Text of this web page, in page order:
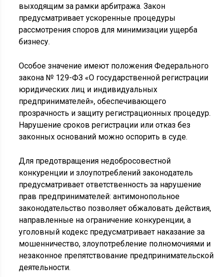
выходящим за рамки арбитража. Закон
предусматривает ускоренные процедуры
рассмотрения споров для минимизации ущерба
бизнесу.
Особое значение имеют положения Федерального
закона № 129-ФЗ «О государственной регистрации
юридических лиц и индивидуальных
предпринимателей», обеспечивающего
прозрачность и защиту регистрационных процедур.
Нарушение сроков регистрации или отказ без
законных оснований можно оспорить в суде.
Для предотвращения недобросовестной
конкуренции и злоупотреблений законодатель
предусматривает ответственность за нарушение
прав предпринимателей: антимонопольное
законодательство позволяет обжаловать действия,
направленные на ограничение конкуренции, а
уголовный кодекс предусматривает наказание за
мошенничество, злоупотребление полномочиями и
незаконное препятствование предпринимательской
деятельности.